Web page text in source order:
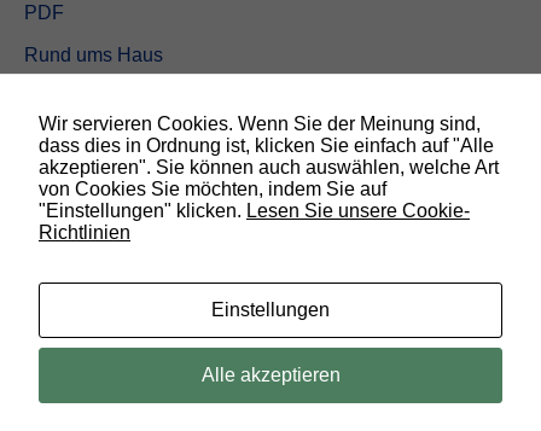
PDF
Rund ums Haus
Sicherheit
SUCHEN
© 2019 Bauland Magazin Braunschweig, Peine & Wolfsburg. All rights
Wir servieren Cookies. Wenn Sie der Meinung sind,
dass dies in Ordnung ist, klicken Sie einfach auf "Alle
akzeptieren". Sie können auch auswählen, welche Art
von Cookies Sie möchten, indem Sie auf
"Einstellungen" klicken. Lesen Sie unsere Cookie-
Richtlinien
Einstellungen
Alle akzeptieren
e
n
i
g